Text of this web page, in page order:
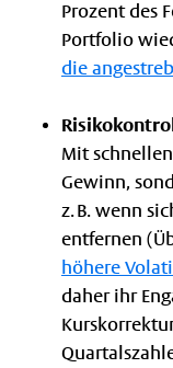
Prozent des
Portfolio
die
Mit
Gewinn,
z. B. wenn
entfernen
höhere
daher ihr